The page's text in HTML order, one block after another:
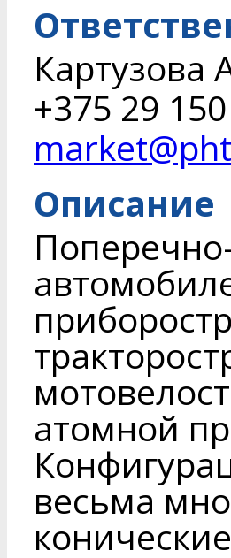
Картузова
+375 29
Описание
атомной
весьма